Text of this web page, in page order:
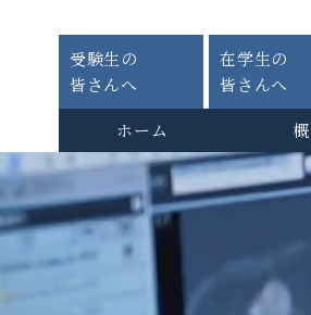
受験生の
皆さんへ
在学生の
皆さんへ
ホーム